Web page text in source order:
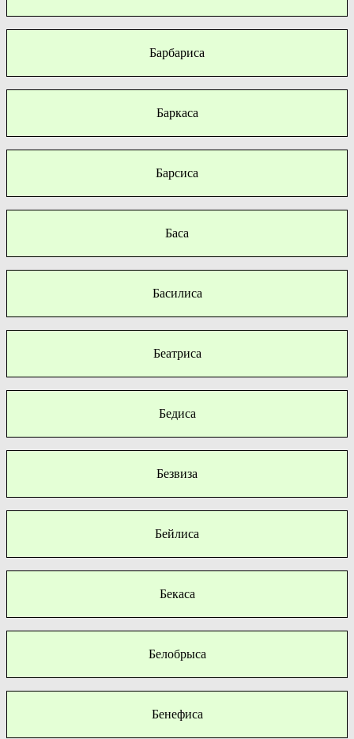
Барбариса
Баркаса
Барсиса
Баса
Басилиса
Беатриса
Бедиса
Безвиза
Бейлиса
Бекаса
Белобрыса
Бенефиса